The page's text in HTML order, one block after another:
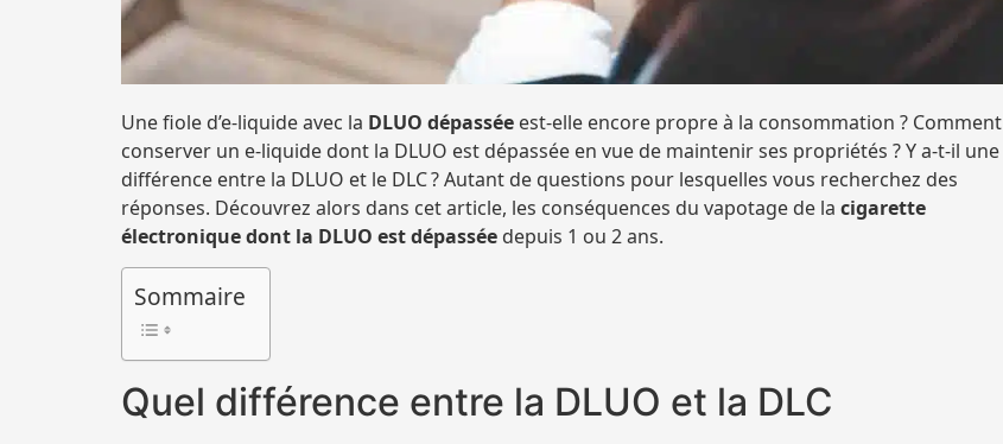
Une fiole d’e-liquide avec la DLUO dépassée est-elle encore propre à la consommation ? Comment
conserver un e-liquide dont la DLUO est dépassée en vue de maintenir ses propriétés ? Y a-t-il une
différence entre la DLUO et le DLC ? Autant de questions pour lesquelles vous recherchez des
réponses. Découvrez alors dans cet article, les conséquences du vapotage de la cigarette
électronique dont la DLUO est dépassée depuis 1 ou 2 ans.
Sommaire
Quel différence entre la DLUO et la DLC